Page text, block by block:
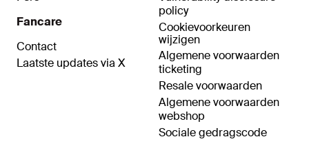
Fancare
Contact
Laatste updates via X
policy
Cookievoorkeuren
wijzigen
Algemene voorwaarden
ticketing
Resale voorwaarden
Algemene voorwaarden
webshop
Sociale gedragscode